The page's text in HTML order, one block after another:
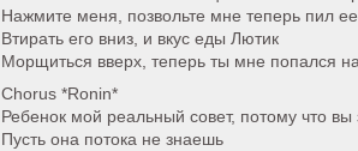
Нажмите меня, позвольте мне теперь пил
Втирать его вниз, и вкус еды Лютик
Морщиться вверх, теперь ты мне попался
Chorus *Ronin*
Ребенок мой реальный совет, потому что вы
Пусть она потока не знаешь